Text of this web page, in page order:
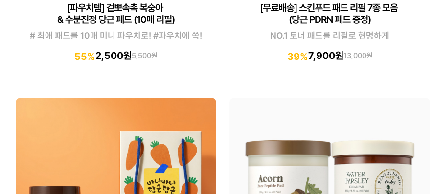
[파우치템] 겉뽀속촉 복숭아
& 수분진정 당근 패드 (10매 리필)
# 최애 패드를 10매 미니 파우치로! #파우치에 쏙!
55%2,500원5,500원
[무료배송] 스킨푸드 패드 리필 7종 모음
(당근 PDRN 패드 증정)
NO.1 토너 패드를 리필로 현명하게
39%7,900원13,000원